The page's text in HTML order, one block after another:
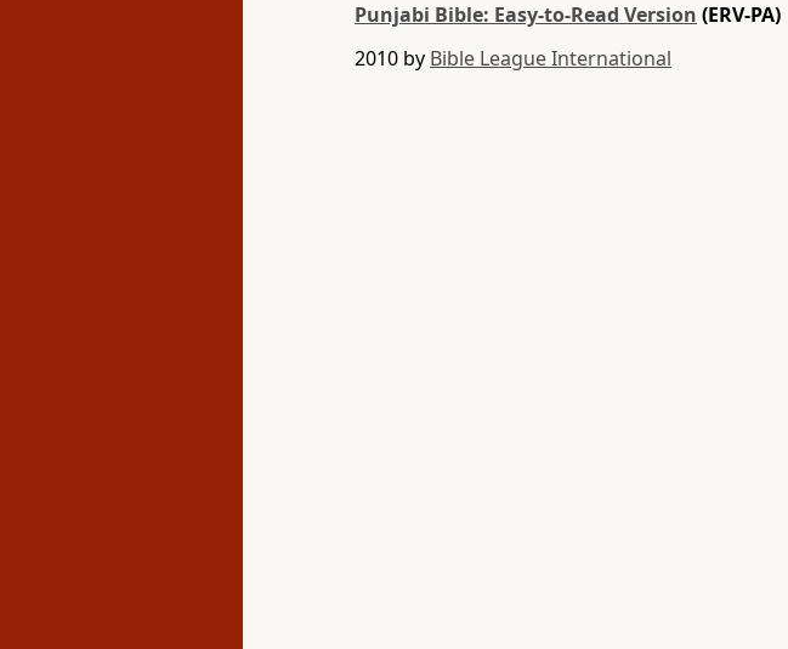
Punjabi Bible: Easy-to-Read Version (ERV-PA)
2010 by Bible League International